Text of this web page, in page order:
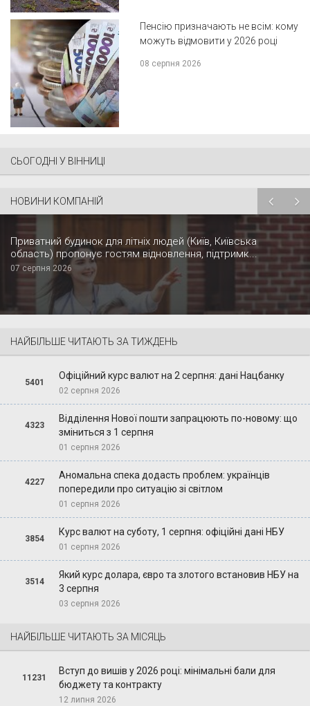
Пенсію призначають не всім: кому
можуть відмовити у 2026 році
08 серпня 2026
СЬОГОДНІ У ВІННИЦІ
НОВИНИ КОМПАНІЙ
Приватний будинок для літніх людей (Київ, Київська
область) пропонує гостям відновлення, підтримк...
07 серпня 2026
НАЙБІЛЬШЕ ЧИТАЮТЬ ЗА ТИЖДЕНЬ
5401
Офіційний курс валют на 2 серпня: дані Нацбанку
02 серпня 2026
4323
Відділення Нової пошти запрацюють по-новому: що
зміниться з 1 серпня
01 серпня 2026
4227
Аномальна спека додасть проблем: українців
попередили про ситуацію зі світлом
01 серпня 2026
3854
Курс валют на суботу, 1 серпня: офіційні дані НБУ
01 серпня 2026
3514
Який курс долара, євро та злотого встановив НБУ на
3 серпня
03 серпня 2026
НАЙБІЛЬШЕ ЧИТАЮТЬ ЗА МІСЯЦЬ
11231
Вступ до вишів у 2026 році: мінімальні бали для
бюджету та контракту
12 липня 2026